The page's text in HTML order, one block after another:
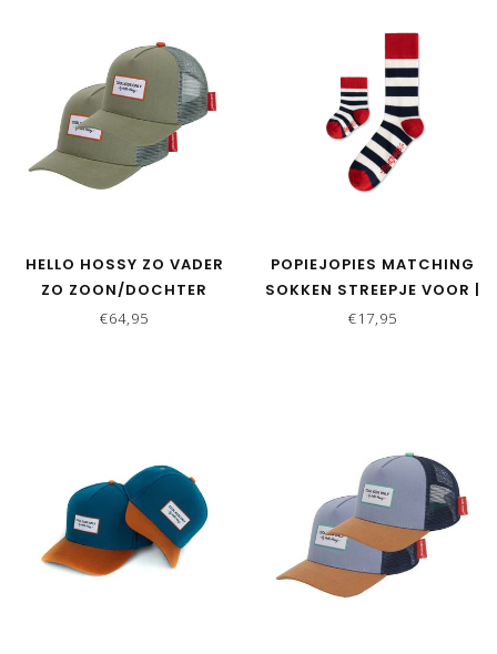
HELLO HOSSY ZO VADER
ZO ZOON/DOCHTER
MATCHING CAPS - MINI
€64,95
POPIEJOPIES MATCHING
SOKKEN STREEPJE VOOR |
ROOD-WIT-BLAUW
€17,95